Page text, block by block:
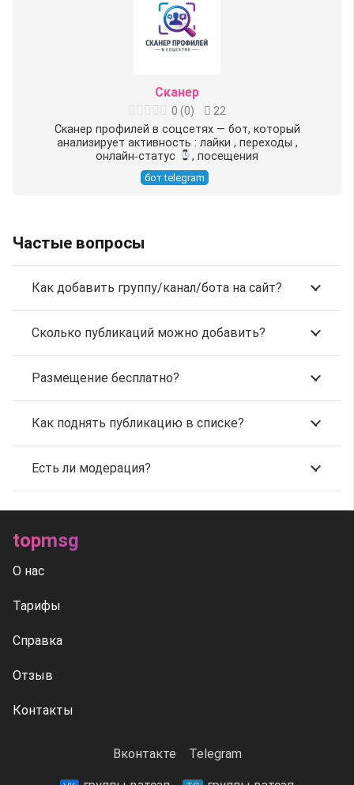
Сканер
0 (0)
22
Сканер профилей в соцсетях — бот, который
анализирует активность : лайки , переходы ,
онлайн‑статус
, посещения
бот telegram
Частые вопросы
Как добавить группу/канал/бота на сайт?
Сколько публикаций можно добавить?
Размещение бесплатно?
Как поднять публикацию в списке?
Есть ли модерация?
topmsg
О нас
Тарифы
Справка
Отзыв
Контакты
Вконтакте Telegram